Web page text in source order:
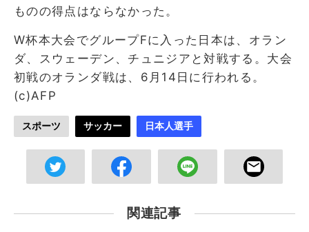
ものの得点はならなかった。
W杯本大会でグループFに入った日本は、オラン
ダ、スウェーデン、チュニジアと対戦する。大会
初戦のオランダ戦は、6月14日に行われる。
(c)AFP
スポーツ サッカー 日本人選手
関連記事